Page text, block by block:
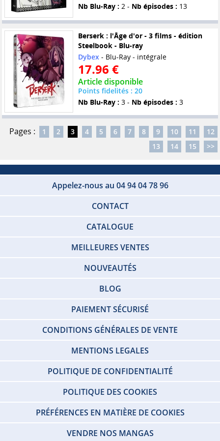
Nb Blu-Ray : 2 - Nb épisodes : 13
Berserk : l'Âge d'or - 3 films - édition
Steelbook - Blu-ray
Dybex- Blu-Ray - intégrale
17.96 €
Article disponible
Points fidelités : 20
Nb Blu-Ray : 3 - Nb épisodes : 3
Pages : 1 2 3 4 5 6 7 8 9 10 11
12
13
14 15 >>
Appelez-nous au 04 94 04 78 96
CONTACT
CATALOGUE
MEILLEURES VENTES
NOUVEAUTÉS
BLOG
PAIEMENT SÉCURISÉ
CONDITIONS GÉNÉRALES DE VENTE
MENTIONS LEGALES
POLITIQUE DE CONFIDENTIALITÉ
POLITIQUE DES COOKIES
PRÉFÉRENCES EN MATIÈRE DE COOKIES
VENDRE NOS MANGAS